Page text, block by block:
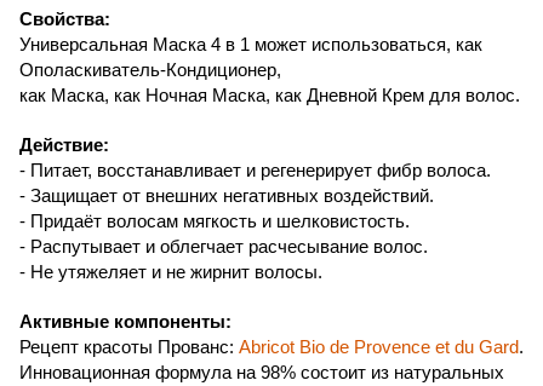
Свойства:
Универсальная Маска 4 в 1 может использоваться, как
Ополаскиватель-Кондиционер,
как Маска, как Ночная Маска, как Дневной Крем для волос.
Действие:
- Питает, восстанавливает и регенерирует фибр волоса.
- Защищает от внешних негативных воздействий.
- Придаёт волосам мягкость и шелковистость.
- Распутывает и облегчает расчесывание волос.
- Не утяжеляет и не жирнит волосы.
Активные компоненты:
Рецепт красоты Прованс: Abricot Bio de Provence et du Gard.
Инновационная формула на 98% состоит из натуральных